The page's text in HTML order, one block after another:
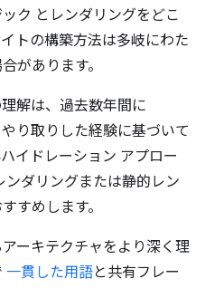
ク とレンダリングをどこ
トの構築方法は多岐にわた
があります。
解は、過去数年間に
り取りした経験に基づいて
イドレーション アプロー
ダリングまたは静的レン
すめします。
ーキテクチャをより深く理
一貫した用語と共有フレー